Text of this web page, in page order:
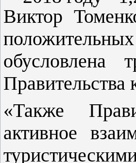
Виктор
обусловлена
Правительства
«Также
активное